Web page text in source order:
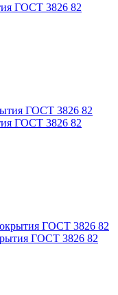
ГОСТ 3826 82
ГОСТ 3826 82
ГОСТ 3826 82